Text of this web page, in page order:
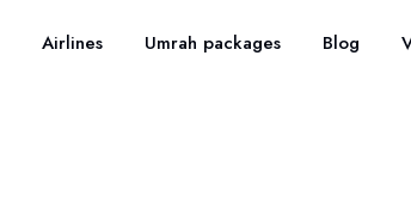
Airlines Umrah packages Blog